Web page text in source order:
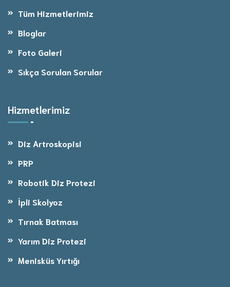
Tüm Hizmetlerimiz
Bloglar
Foto Galeri
Sıkça Sorulan Sorular
Hizmetlerimiz
Diz Artroskopisi
PRP
Robotik Diz Protezi
İpli Skolyoz
Tırnak Batması
Yarım Diz Protezi
Menisküs Yırtığı